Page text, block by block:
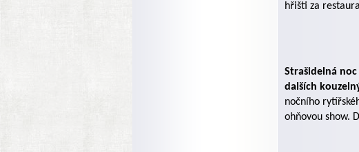
hřišti za
Strašidelná
dalších
nočního
ohňovou show.